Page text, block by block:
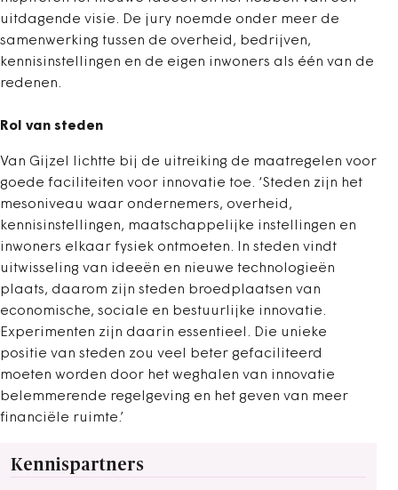
uitdagende visie. De jury noemde onder meer de
samenwerking tussen de overheid, bedrijven,
kennisinstellingen en de eigen inwoners als één van de
redenen.
Rol van steden
Van Gijzel lichtte bij de uitreiking de maatregelen voor
goede faciliteiten voor innovatie toe. ‘Steden zijn het
mesoniveau waar ondernemers, overheid,
kennisinstellingen, maatschappelijke instellingen en
inwoners elkaar fysiek ontmoeten. In steden vindt
uitwisseling van ideeën en nieuwe technologieën
plaats, daarom zijn steden broedplaatsen van
economische, sociale en bestuurlijke innovatie.
Experimenten zijn daarin essentieel. Die unieke
positie van steden zou veel beter gefaciliteerd
moeten worden door het weghalen van innovatie
belemmerende regelgeving en het geven van meer
financiële ruimte.’
Kennispartners